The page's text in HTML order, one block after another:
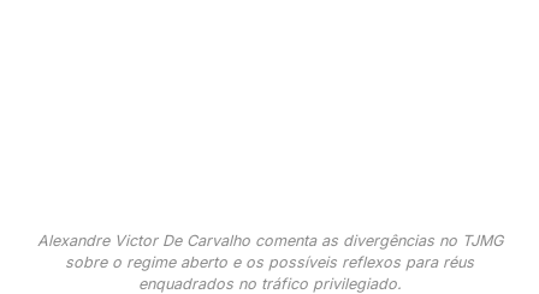
Alexandre Victor De Carvalho comenta as divergências no TJMG
sobre o regime aberto e os possíveis reflexos para réus
enquadrados no tráfico privilegiado.